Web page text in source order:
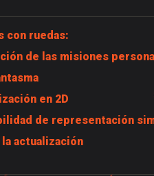
con ruedas:
de las misiones
en 2D
de representación
la actualización